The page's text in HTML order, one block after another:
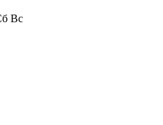
Вс